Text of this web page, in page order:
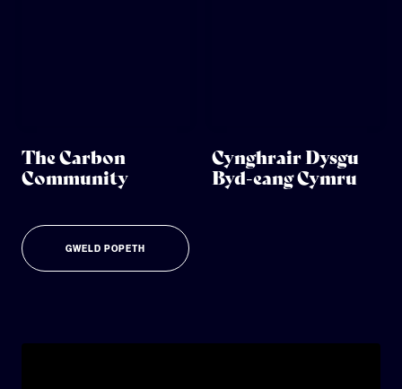
The Carbon
Community
Cynghrair Dysgu
Byd-eang Cymru
GWELD POPETH